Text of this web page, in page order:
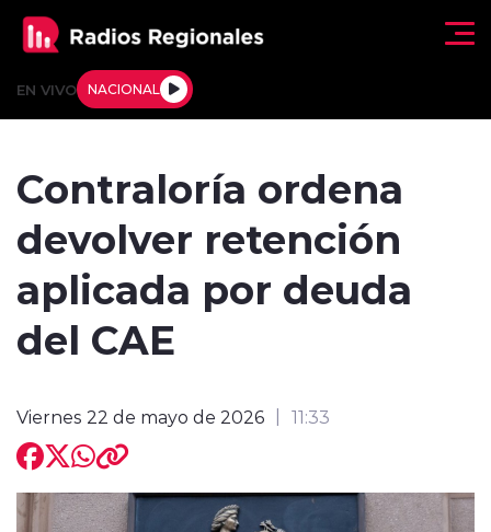
EN VIVO NACIONAL
Tendencias
Deportes
Regiones al Aire
Entrevistas
Contraloría ordena
devolver retención
aplicada por deuda
del CAE
Viernes 22 de mayo de 2026 11:33